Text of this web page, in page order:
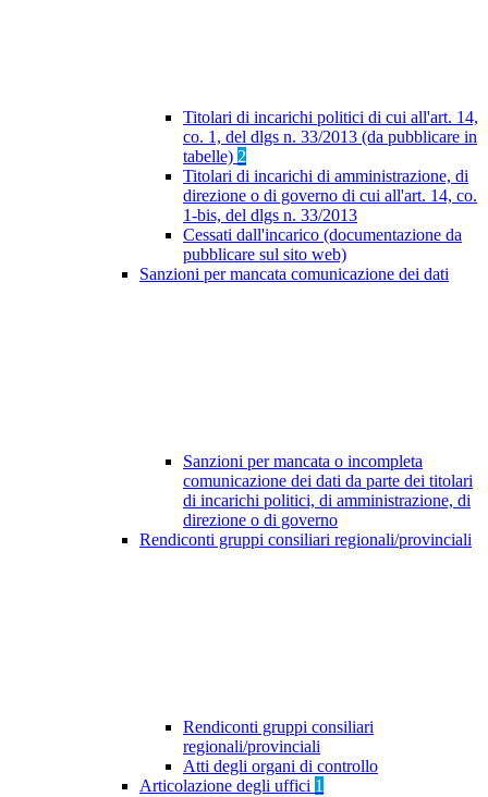
Titolari di incarichi politici di cui all'art. 14,
co. 1, del dlgs n. 33/2013 (da pubblicare in
tabelle) 2
Titolari di incarichi di amministrazione, di
direzione o di governo di cui all'art. 14, co.
1-bis, del dlgs n. 33/2013
Cessati dall'incarico (documentazione da
pubblicare sul sito web)
Sanzioni per mancata comunicazione dei dati
Sanzioni per mancata o incompleta
comunicazione dei dati da parte dei titolari
di incarichi politici, di amministrazione, di
direzione o di governo
Rendiconti gruppi consiliari regionali/provinciali
Rendiconti gruppi consiliari
regionali/provinciali
Atti degli organi di controllo
Articolazione degli uffici 1